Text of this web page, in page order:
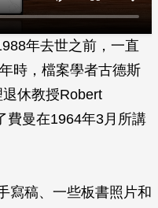
年去世之前，一直
時，檔案學者古德斯
休教授Robert
費曼在1964年3月所講
寫稿、一些板書照片和